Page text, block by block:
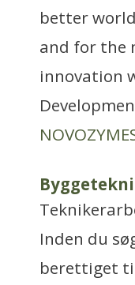
better
and for the
innovation
Inden du
berettiget